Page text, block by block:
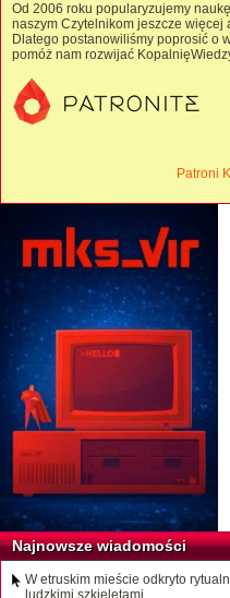
Od 2006 roku popularyzujemy
naszym Czytelnikom jeszcze
Dlatego postanowiliśmy poprosić o
pomóż nam rozwijać
Patroni
Najnowsze wiadomości
W etruskim mieście odkryto